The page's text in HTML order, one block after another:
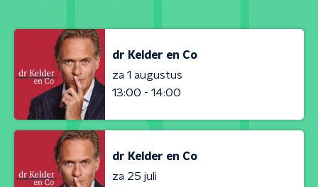
dr Kelder en Co
za 1 augustus
13:00 - 14:00
dr Kelder en Co
za 25 juli